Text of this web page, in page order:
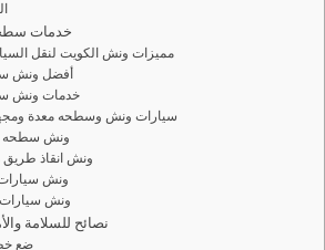
خدمات
مميزات ونش الكويت لنقل
أفضل ونش
خدمات ونش
سيارات ونش وسطحه معدة ومجهزة 24
ونش سطحه
ونش انقاذ طريق
ونش
ونش
نصائح للسلامة
ضع